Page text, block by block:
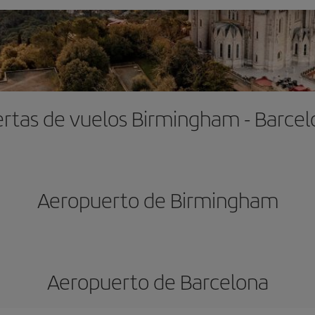
de vuelos Birmingham -
Aeropuerto de Birmingham
Aeropuerto de Barcelona